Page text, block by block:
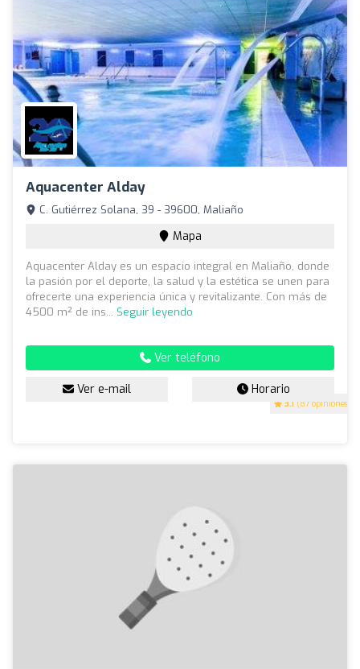
Aquacenter Alday
3.1 (87 opiniones)
C. Gutiérrez Solana, 39 - 39600, Maliaño
Mapa
Aquacenter Alday es un espacio integral en Maliaño, donde
la pasión por el deporte, la salud y la estética se unen para
ofrecerte una experiencia única y revitalizante. Con más de
4500 m² de ins... Seguir leyendo
Ver teléfono
Ver e-mail Horario